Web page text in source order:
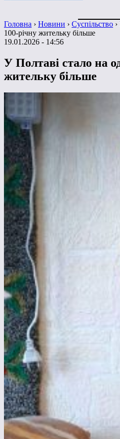
Головна › Новини › Суспільство ›
100-річну жительку більше
19.01.2026 - 14:56
У Полтаві стало на
жительку більше